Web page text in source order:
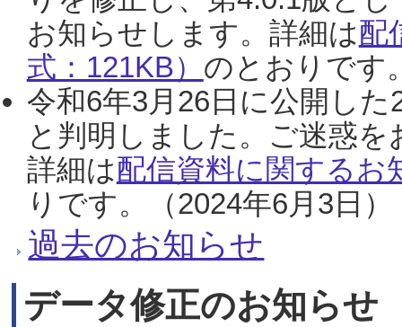
お知らせします。詳細は配
式：121KB） のとおりです
令和6年3月26日に公開し
と判明しました。ご迷惑
詳細は配信資料に関するお
りです。（2024年6月3日）
過去のお知らせ
データ修正のお知らせ